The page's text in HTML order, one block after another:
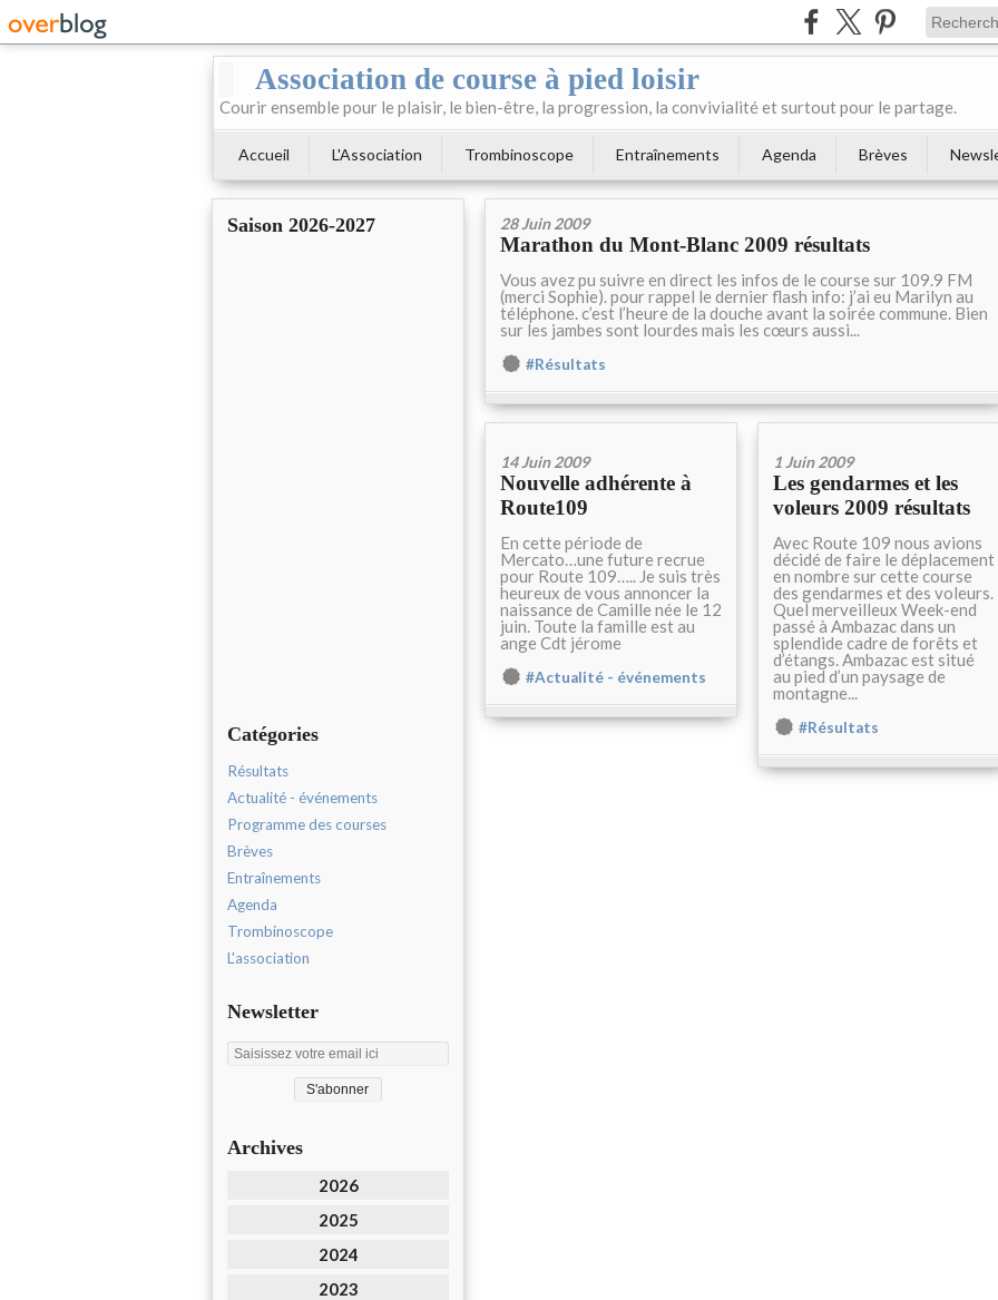
Association de course à pied loisir
Courir ensemble pour le plaisir, le bien-être, la progression, la convivialité et surtout pour le partage.
Accueil L'Association Trombinoscope Entraînements Agenda Brèves
Saison 2026-2027
Catégories
Résultats
Actualité - événements
Programme des courses
Brèves
Entraînements
Agenda
Trombinoscope
L'association
Newsletter
Archives
2026
2025
2024
2023
28 Juin 2009
Marathon du Mont-Blanc 2009 résultats
Vous avez pu suivre en direct les infos de le course sur 109.9 FM
(merci Sophie). pour rappel le dernier flash info: j’ai eu Marilyn au
téléphone. c’est l’heure de la douche avant la soirée commune. Bien
sur les jambes sont lourdes mais les cœurs aussi...
#Résultats
14 Juin 2009
Nouvelle adhérente à
Route109
En cette période de
Mercato…une future recrue
pour Route 109….. Je suis très
heureux de vous annoncer la
naissance de Camille née le 12
juin. Toute la famille est au
ange Cdt jérome
#Actualité - événements
1 Juin 2009
Les gendarmes et les
voleurs 2009 résultats
Avec Route 109 nous avions
décidé de faire le déplacement
en nombre sur cette course
des gendarmes et des voleurs.
Quel merveilleux Week-end
passé à Ambazac dans un
splendide cadre de forêts et
d’étangs. Ambazac est situé
au pied d’un paysage de
montagne...
#Résultats